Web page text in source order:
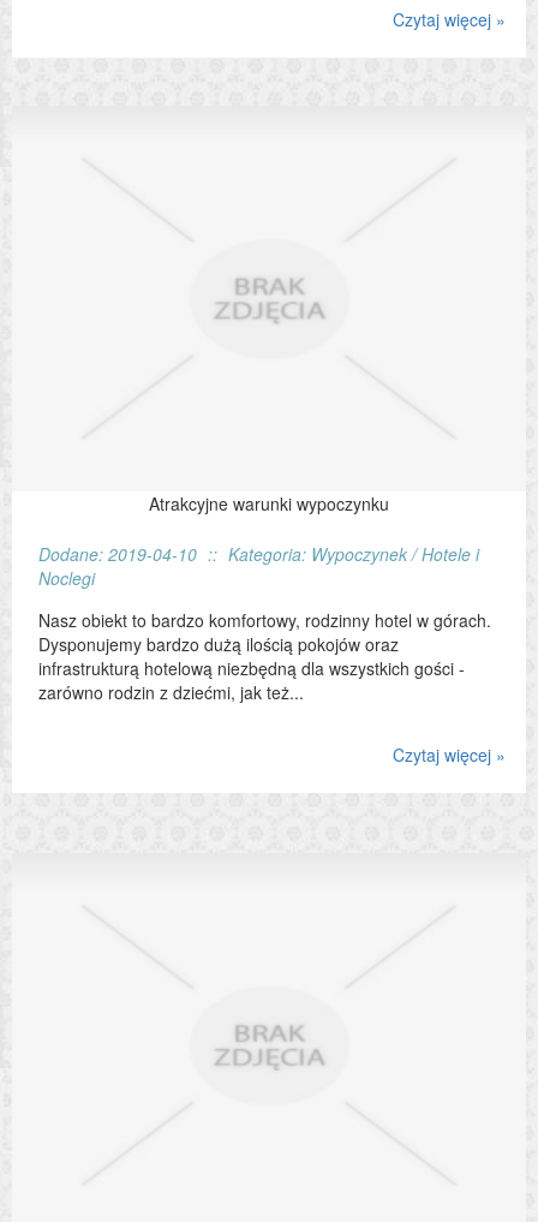
Czytaj więcej »
Atrakcyjne warunki wypoczynku
Dodane: 2019-04-10 :: Kategoria: Wypoczynek / Hotele i
Noclegi
Nasz obiekt to bardzo komfortowy, rodzinny hotel w górach.
Dysponujemy bardzo dużą ilością pokojów oraz
infrastrukturą hotelową niezbędną dla wszystkich gości -
zarówno rodzin z dziećmi, jak też...
Czytaj więcej »